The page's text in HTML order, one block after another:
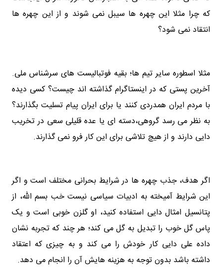
که چرا مثلا این چهره ها سیبل نمی شوند و از این چهره ها
انتقاد نمی شود؟
مثلا اسطوره سایر تیم ها؛ بقیه فوتبالیست های سرشناس ملی.
آخرین پستی که در اینستاگرام گذاشته اند چیست؟ کسی دیده
با مردم ایران همدردی کنند یا برای ایران پیام تسلیت بگذارند؟
به نظر می رسد گروهی،دسته ای یا عده قلیلی سعی در تخریب
دایی دارند و از هیچ تلاشی برای این کار فرو نمی گذارند.
اگر هدف، جذب چهره ها در شرایط بحرانی مختلف است و اگر
این شرایط آمیخته به ادبیات سیاسی نیست خب بسم الله، از
پتانسیل امثال دایی استفاده کنید، او گلزن خوبی است و یک
پاس گل خوب را تبدیل به گل می کند؛ هر چند که تجربه نشان
داده علی دایی کار خودش را می کند و به چیزی که اعتقاد
داشته باشد بدون توجه به هزینه هایش آن را انجام می دهد.